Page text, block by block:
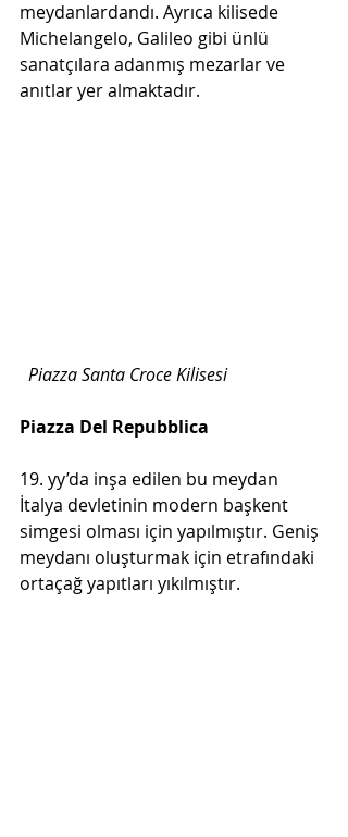
meydanlardandı. Ayrıca kilisede
Michelangelo, Galileo gibi ünlü
sanatçılara adanmış mezarlar ve
anıtlar yer almaktadır.
Piazza Santa Croce Kilisesi
Piazza Del Repubblica
19. yy’da inşa edilen bu meydan
İtalya devletinin modern başkent
simgesi olması için yapılmıştır. Geniş
meydanı oluşturmak için etrafındaki
ortaçağ yapıtları yıkılmıştır.